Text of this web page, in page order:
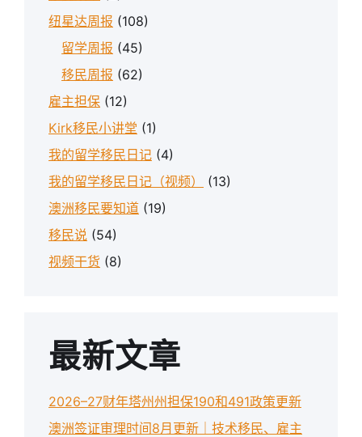
纽星达周报 (108)
留学周报 (45)
移民周报 (62)
雇主担保 (12)
Kirk移民小讲堂 (1)
我的留学移民日记 (4)
我的留学移民日记（视频）
(13)
澳洲移民要知道 (19)
移民说 (54)
视频干货 (8)
最新文章
2026–27财年塔州州担保190和491政策更新
澳洲签证审理时间8月更新｜技术移民、雇主